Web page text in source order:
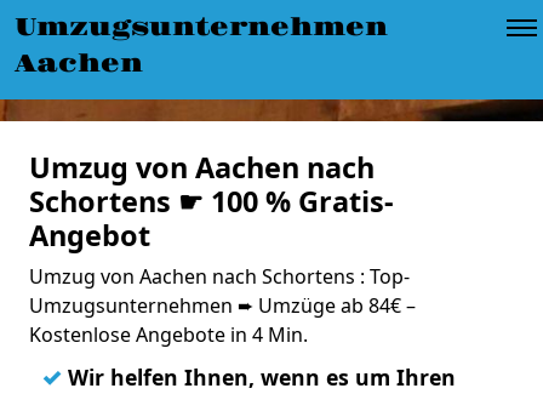
Umzugsunternehmen
Aachen
Umzug von Aachen nach
Schortens ☛ 100 % Gratis-
Angebot
Umzug von Aachen nach Schortens : Top-
Umzugsunternehmen ➨ Umzüge ab 84€ –
Kostenlose Angebote in 4 Min.
✓ Wir helfen Ihnen, wenn es um Ihren